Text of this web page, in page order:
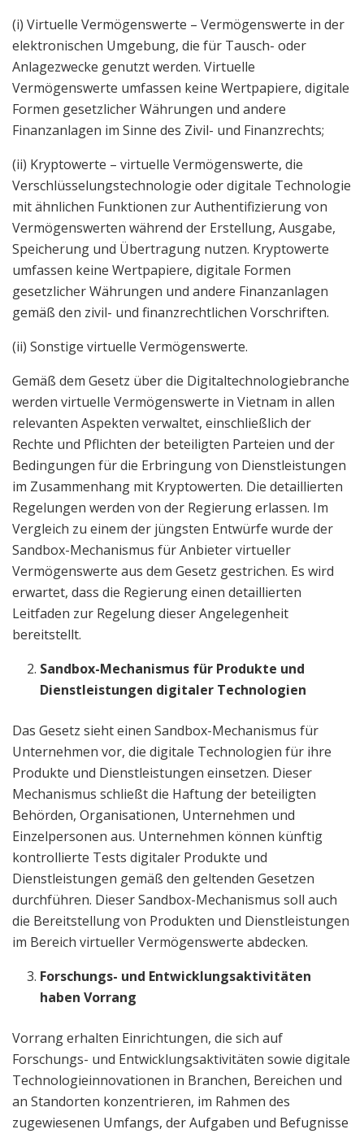
(i) Virtuelle Vermögenswerte – Vermögenswerte in der
elektronischen Umgebung, die für Tausch- oder
Anlagezwecke genutzt werden. Virtuelle
Vermögenswerte umfassen keine Wertpapiere, digitale
Formen gesetzlicher Währungen und andere
Finanzanlagen im Sinne des Zivil- und Finanzrechts;
(ii) Kryptowerte – virtuelle Vermögenswerte, die
Verschlüsselungstechnologie oder digitale Technologie
mit ähnlichen Funktionen zur Authentifizierung von
Vermögenswerten während der Erstellung, Ausgabe,
Speicherung und Übertragung nutzen. Kryptowerte
umfassen keine Wertpapiere, digitale Formen
gesetzlicher Währungen und andere Finanzanlagen
gemäß den zivil- und finanzrechtlichen Vorschriften.
(ii) Sonstige virtuelle Vermögenswerte.
Gemäß dem Gesetz über die Digitaltechnologiebranche
werden virtuelle Vermögenswerte in Vietnam in allen
relevanten Aspekten verwaltet, einschließlich der
Rechte und Pflichten der beteiligten Parteien und der
Bedingungen für die Erbringung von Dienstleistungen
im Zusammenhang mit Kryptowerten. Die detaillierten
Regelungen werden von der Regierung erlassen. Im
Vergleich zu einem der jüngsten Entwürfe wurde der
Sandbox-Mechanismus für Anbieter virtueller
Vermögenswerte aus dem Gesetz gestrichen. Es wird
erwartet, dass die Regierung einen detaillierten
Leitfaden zur Regelung dieser Angelegenheit
bereitstellt.
Sandbox-Mechanismus für Produkte und
Dienstleistungen digitaler Technologien
Das Gesetz sieht einen Sandbox-Mechanismus für
Unternehmen vor, die digitale Technologien für ihre
Produkte und Dienstleistungen einsetzen. Dieser
Mechanismus schließt die Haftung der beteiligten
Behörden, Organisationen, Unternehmen und
Einzelpersonen aus. Unternehmen können künftig
kontrollierte Tests digitaler Produkte und
Dienstleistungen gemäß den geltenden Gesetzen
durchführen. Dieser Sandbox-Mechanismus soll auch
die Bereitstellung von Produkten und Dienstleistungen
im Bereich virtueller Vermögenswerte abdecken.
Forschungs- und Entwicklungsaktivitäten
haben Vorrang
Vorrang erhalten Einrichtungen, die sich auf
Forschungs- und Entwicklungsaktivitäten sowie digitale
Technologieinnovationen in Branchen, Bereichen und
an Standorten konzentrieren, im Rahmen des
zugewiesenen Umfangs, der Aufgaben und Befugnisse